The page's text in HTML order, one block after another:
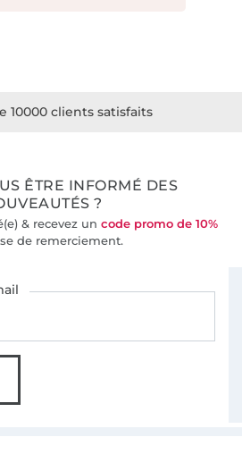
10000 clients satisfaits
ÊTRE INFORMÉ DES
?
& recevez un code promo de 10%
de remerciement.